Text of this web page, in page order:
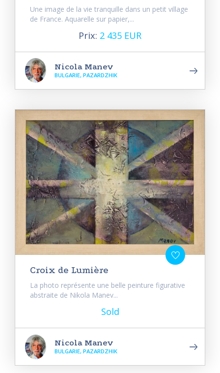
Une image de la vie tranquille dans un petit village
de France. Aquarelle sur papier,...
Prix: 2 435 EUR
Nicola Manev
BULGARIE, PAZARDZHIK
Croix de Lumière
La photo représente une belle peinture figurative
abstraite de Nikola Manev...
Sold
Nicola Manev
BULGARIE, PAZARDZHIK